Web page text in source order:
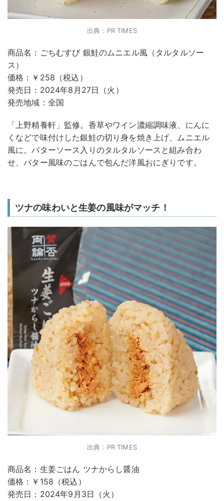
出典：PR TIMES
商品名：ごちむすび 銀鮭のムニエル風（タルタルソー
ス）
価格：￥258（税込）
発売日：2024年8月27日（火）
発売地域：全国
「上野精養軒」監修。香草やワイン濃縮調味液、にんに
くなどで味付けした銀鮭の切り身を焼き上げ、ムニエル
風に。バターソース入りのタルタルソースと組み合わ
せ、バター風味のごはんで包んだ洋風おにぎりです。
ツナの味わいと生姜の風味がマッチ！
出典：PR TIMES
商品名：生姜ごはん ツナからし醤油
価格：￥158（税込）
発売日：2024年9月3日（火）